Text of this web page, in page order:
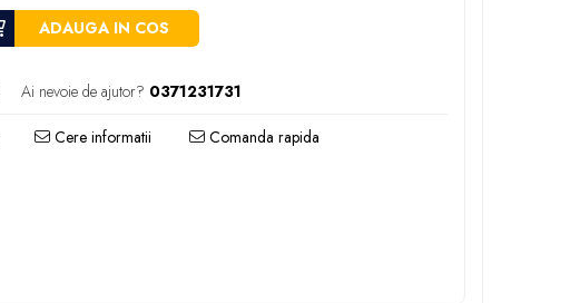
ADAUGA IN COS
Ai nevoie de ajutor? 0371231731
Cere informatii Comanda rapida